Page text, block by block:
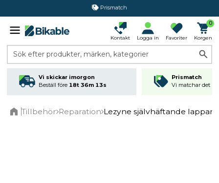
365 dagars öppet köp
Kontakt Logga in Favoriter
0
Korgen
Sök efter produkter, märken, kategorier
Vi skickar imorgon
Beställ före 18t 36m 13s
Prismatch
Vi matchar det
Tillbehör Reparation Lezyne självhäftande lappar,